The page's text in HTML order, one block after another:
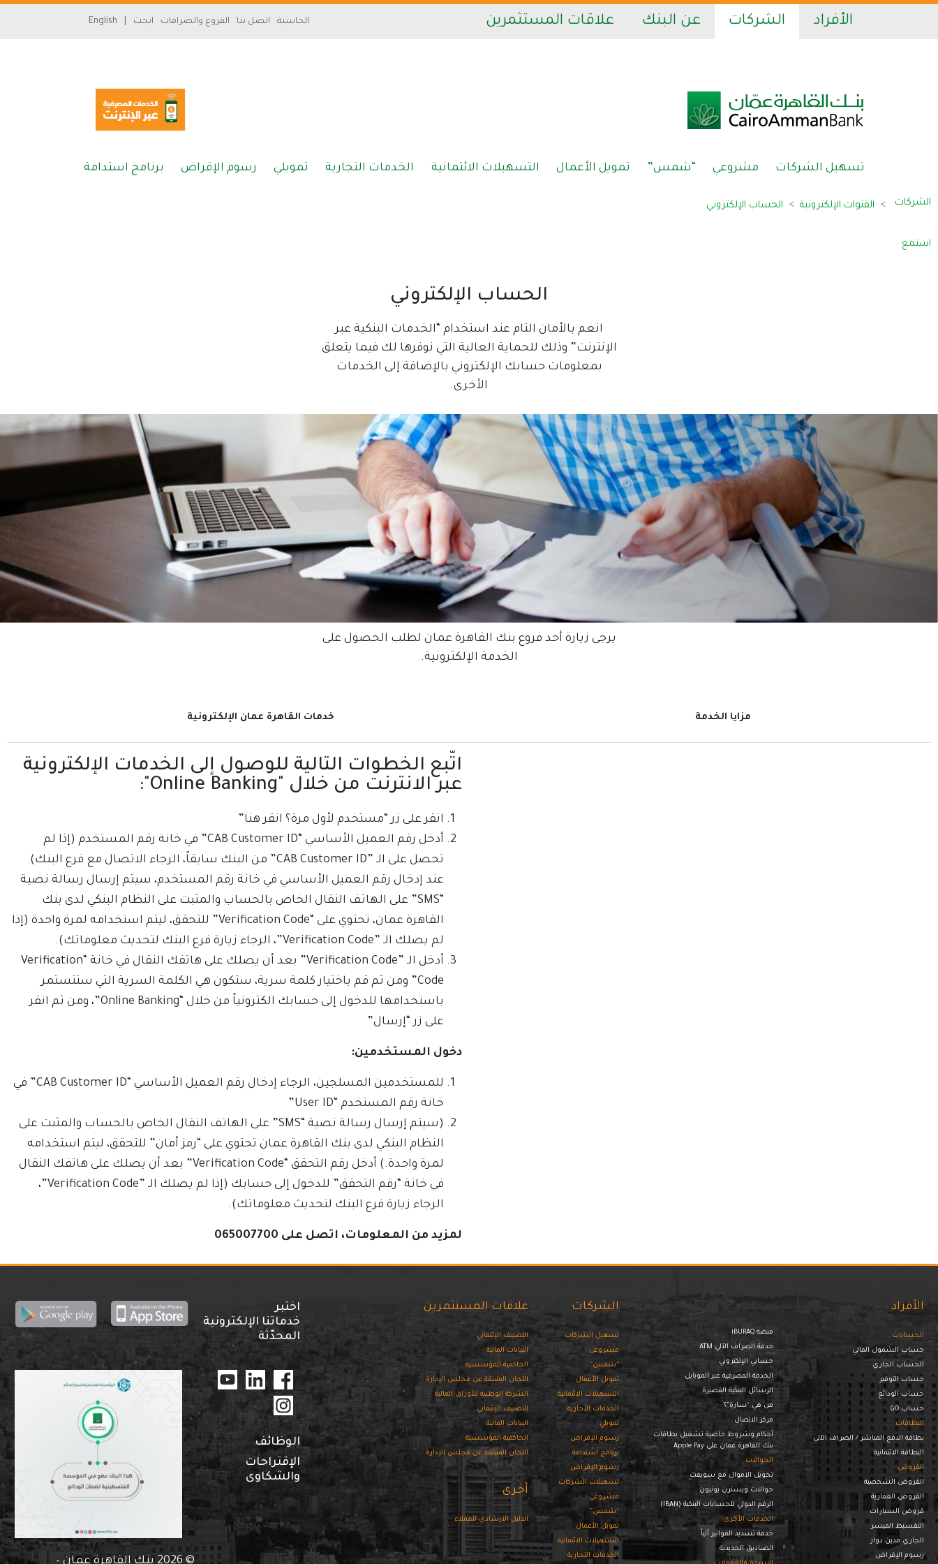
الأفراد الشركات عن البنك علاقات المستثمرين الحاسبة اتصل بنا الفروع والصرافات ابحث English
تسهيل الشركات مشروعي “شمس” تمويل الأعمال التسهيلات الائتمانية الخدمات التجارية تمويلي رسوم الإقراض برنامج استدامة
الشركات القنوات الإلكترونية الحساب الإلكتروني
استمع
الحساب الإلكتروني
انعم بالأمان التام عند استخدام “الخدمات البنكية عبر
الإنترنت” وذلك للحماية العالية التي نوفرها لك فيما يتعلق
بمعلومات حسابك الإلكتروني بالإضافة إلى الخدمات
الأخرى.
يرجى زيارة أحد فروع بنك القاهرة عمان لطلب الحصول على
الخدمة الإلكترونية.
مزايا الخدمة خدمات القاهرة عمان الإلكترونية
اتّبع الخطوات التالية للوصول إلى الخدمات الإلكترونية
عبر الانترنت من خلال "Online Banking":
انقر على زر “مستخدم لأول مرة؟ انقر هنا”
أدخل رقم العميل الأساسي “CAB Customer ID” في خانة رقم المستخدم (إذا لم
تحصل على الـ ”CAB Customer ID” من البنك سابقاً، الرجاء الاتصال مع فرع البنك)
عند إدخال رقم العميل الأساسي في خانة رقم المستخدم، سيتم إرسال رسالة نصية
“SMS” على الهاتف النقال الخاص بالحساب والمثبت على النظام البنكي لدى بنك
القاهرة عمان، تحتوي على “Verification Code” للتحقق، ليتم استخدامه لمرة واحدة (إذا
لم يصلك الـ ”Verification Code”، الرجاء زيارة فرع البنك لتحديث معلوماتك).
أدخل الـ ”Verification Code” بعد أن يصلك على هاتفك النقال في خانة “Verification
Code” ومن ثم قم باختيار كلمة سرية، ستكون هي الكلمة السرية التي ستتستمر
باستخدامها للدخول إلى حسابك الكترونياً من خلال “Online Banking”، ومن ثم انقر
على زر “إرسال”
دخول المستخدمين:
للمستخدمين المسلجين، الرجاء إدخال رقم العميل الأساسي “CAB Customer ID” في
خانة رقم المستخدم “User ID”
(سيتم إرسال رسالة نصية “SMS” على الهاتف النقال الخاص بالحساب والمثبت على
النظام البنكي لدى بنك القاهرة عمان تحتوي على “رمز أمان” للتحقق، ليتم استخدامه
لمرة واحدة.) أدخل رقم التحقق “Verification Code” بعد أن يصلك على هاتفك النقال
في خانة “رقم التحقق” للدخول إلى حسابك (إذا لم يصلك الـ ”Verification Code”،
الرجاء زيارة فرع البنك لتحديث معلوماتك).
لمزيد من المعلومات، اتصل على 065007700
الأفراد
الحسابات
حساب الشمول المالي
الحساب الجاري
حساب التوفير
حساب الودائع
حساب GO
البطاقات
بطاقة الدفع المباشر / الصراف الآلي
البطاقة الائتمانية
القروض
القروض الشخصية
القروض العقارية
قروض السيارات
التقسيط الميسر
الجاري مدين دوار
رسوم الإقراض
منصة iBURAQ
خدمة الصراف الآلي ATM
حسابي الإلكتروني
الخدمة المصرفية عبر الموبايل
الرسائل البنكية القصيرة
من هي “سارة”؟
مركز الاتصال
أحكام وشروط خاصية تشغيل بطاقات
بنك القاهرة عمان على Apple Pay
الحوالات
تحويل الاموال مع سويفت
حوالات ويسترن يونيون
الرقم الدولي للحسابات البنكية (IBAN)
الخدمات الأخرى
خدمة تسديد الفواتير آلياً
الصناديق الحديدية
الشركات
تسهيل الشركات
مشروعي
“شمس”
تمويل الأعمال
التسهيلات الائتمانية
الخدمات التجارية
تمويلي
رسوم الإقراض
برنامج استدامة
رسوم الإقراض
تسهيلات الشركات
مشروعي
“شمس”
تمويل الأعمال
التسهيلات الائتمانية
الخدمات التجارية
علاقات المستثمرين
التصنيف الإئتماني
البيانات المالية
الحاكمية المؤسسية
اللجان المنبثقة عن مجلس الإدارة
الشركة الوطنية للأوراق المالية
التصنيف الإئتماني
البيانات المالية
الحاكمية المؤسسية
اللجان المنبثقة عن مجلس الإدارة
أخرى
الدليل الارشادي للعملاء
اختبر
خدماتنا الإلكترونية
المحدّثة
الوظائف
الإقتراحات
والشكاوى
© 2026 بنك القاهرة عمان –
سارة